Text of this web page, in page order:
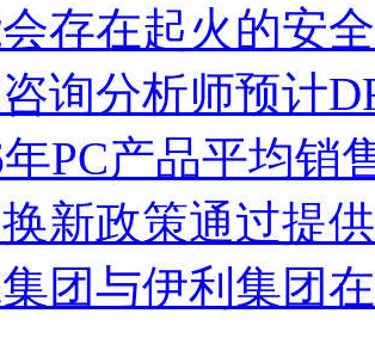
存在起火的安
询分析师预计
年PC产品平均销
新政策通过提
团与伊利集团